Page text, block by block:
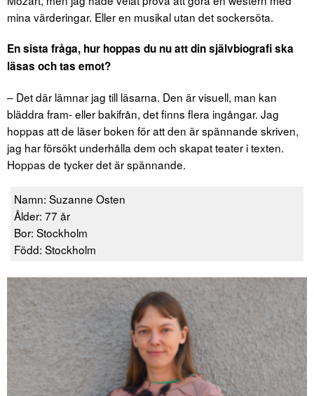
mina värderingar. Eller en musikal utan det sockersöta.
En sista fråga, hur hoppas du nu att din självbiografi ska
läsas och tas emot?
– Det där lämnar jag till läsarna. Den är visuell, man kan
bläddra fram- eller bakifrån, det finns flera ingångar. Jag
hoppas att de läser boken för att den är spännande skriven,
jag har försökt underhålla dem och skapat teater i texten.
Hoppas de tycker det är spännande.
Namn: Suzanne Osten
Ålder: 77 år
Bor: Stockholm
Född: Stockholm